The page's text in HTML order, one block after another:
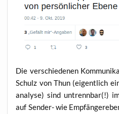
Die ver­schie­de­nen
Schulz von Thun (eigent­lich
ana­ly­se) sind untrenn­bar(!)
auf Sen­der- wie